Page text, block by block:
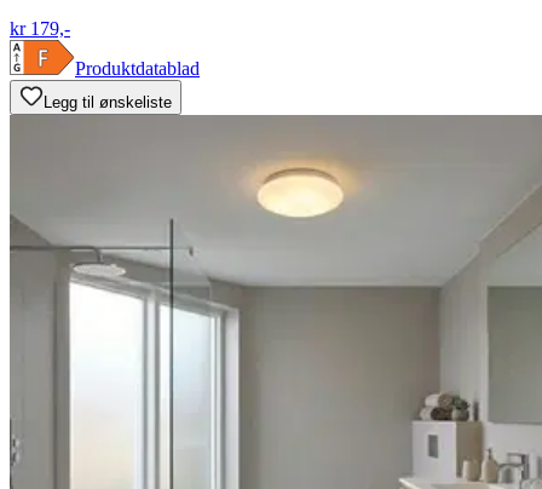
kr 179,-
Produktdatablad
Legg til ønskeliste